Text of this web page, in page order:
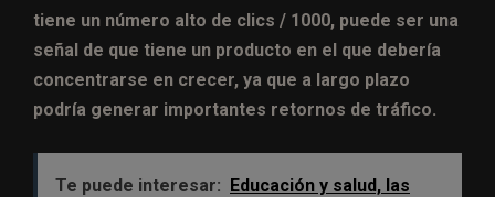
tiene un número alto de clics / 1000, puede ser una
señal de que tiene un producto en el que debería
concentrarse en crecer, ya que a largo plazo
podría generar importantes retornos de tráfico.
Te puede interesar: Educación y salud, las